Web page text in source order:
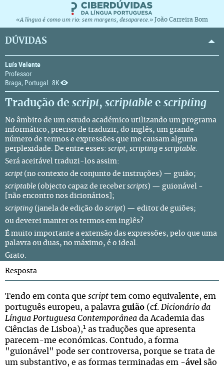
«A língua é como um rio: sem margens, desaparece.» João Carreira Bom
DÚVIDAS
Luís Valente
Professor
Braga, Portugal
8K
Tradução de script, scriptable e scripting
No âmbito de um estudo académico utilizando um programa
informático, preciso de traduzir, do inglês, um grande
número de termos e expressões que me causam alguma
perplexidade. De entre esses: script, scripting e scriptable.
Será aceitável traduzi-los assim:
script (no contexto de conjunto de instruções) — guião;
scriptable (objecto capaz de receber scripts) — guionável -
[não encontro nos dicionários];
scripting (janela de edição do script) — editor de guiões;
ou deverei manter os termos em inglês?
É muito importante a extensão das expressões, pelo que uma
palavra ou duas, no máximo, é o ideal.
Grato.
Resposta
Tendo em conta que script tem como equivalente, em
português europeu, a palavra guião (cf. Dicionário da
Língua Portuguesa Contemporânea da Academia das
Ciências de Lisboa),1 as traduções que apresenta
parecem-me económicas. Contudo, a forma
"guionável" pode ser controversa, porque se trata de
um substantivo, e as formas terminadas em -ável são